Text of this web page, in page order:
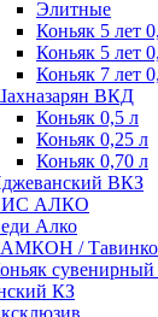
Элитные
Коньяк 5 лет
Коньяк 5 лет
Коньяк 7 лет
ВКД
Коньяк 0,5 л
Коньяк 0,25 л
Коньяк 0,70 л
ВКЗ
АЛКО
Алко
/
сувенирный
КЗ